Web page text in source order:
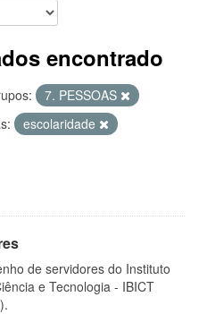
encontrado
7. PESSOAS
escolaridade
de servidores do Instituto
e Tecnologia - IBICT